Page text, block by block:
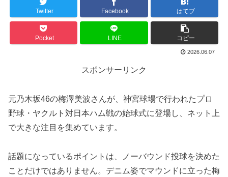
Twitter Facebook はてブ
Pocket LINE コピー
2026.06.07
スポンサーリンク
元乃木坂46の梅澤美波さんが、神宮球場で行われたプロ
野球・ヤクルト対日本ハム戦の始球式に登場し、ネット上
で大きな注目を集めています。
話題になっているポイントは、ノーバウンド投球を決めた
ことだけではありません。デニム姿でマウンドに立った梅